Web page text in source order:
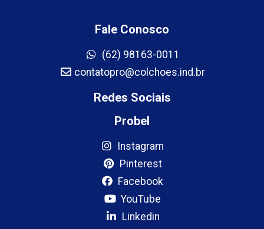
Fale Conosco
(62) 98163-0011
contatopro@colchoes.ind.br
Redes Sociais
Probel
Instagram
Pinterest
Facebook
YouTube
Linkedin